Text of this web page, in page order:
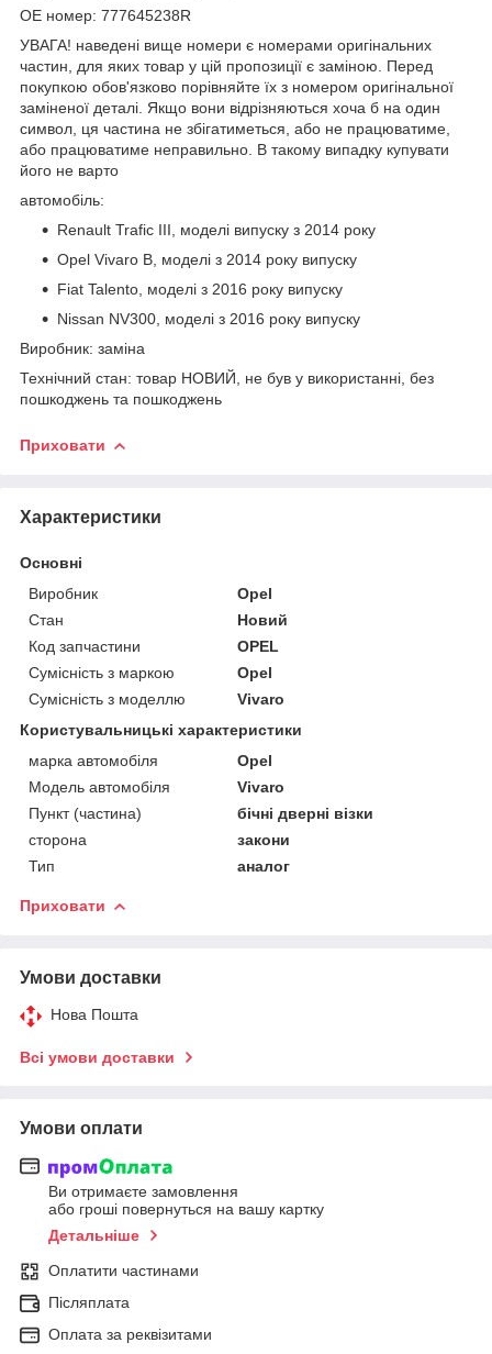
OE номер: 777645238R
УВАГА! наведені вище номери є номерами оригінальних
частин, для яких товар у цій пропозиції є заміною. Перед
покупкою обов'язково порівняйте їх з номером оригінальної
заміненої деталі. Якщо вони відрізняються хоча б на один
символ, ця частина не збігатиметься, або не працюватиме,
або працюватиме неправильно. В такому випадку купувати
його не варто
автомобіль:
Renault Trafic III, моделі випуску з 2014 року
Opel Vivaro B, моделі з 2014 року випуску
Fiat Talento, моделі з 2016 року випуску
Nissan NV300, моделі з 2016 року випуску
Виробник: заміна
Технічний стан: товар НОВИЙ, не був у використанні, без
пошкоджень та пошкоджень
Приховати
Характеристики
Основні
Виробник
Opel
Стан
Новий
Код запчастини
OPEL
Сумісність з маркою
Opel
Сумісність з моделлю
Vivaro
Користувальницькі характеристики
марка автомобіля
Opel
Модель автомобіля
Vivaro
Пункт (частина)
бічні дверні візки
сторона
закони
Тип
аналог
Приховати
Умови доставки
Нова Пошта
Всі умови доставки
Умови оплати
Ви отримаєте замовлення
або гроші повернуться на вашу картку
Детальніше
Оплатити частинами
Післяплата
Оплата за реквізитами